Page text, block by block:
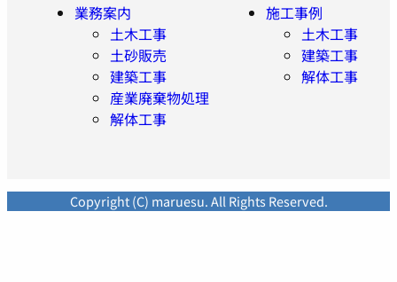
業務案内
土木工事
土砂販売
建築工事
産業廃棄物処理
解体工事
施工事例
土木工事
建築工事
解体工事
Copyright (C) maruesu. All Rights Reserved.